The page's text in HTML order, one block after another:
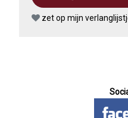
zet op mijn